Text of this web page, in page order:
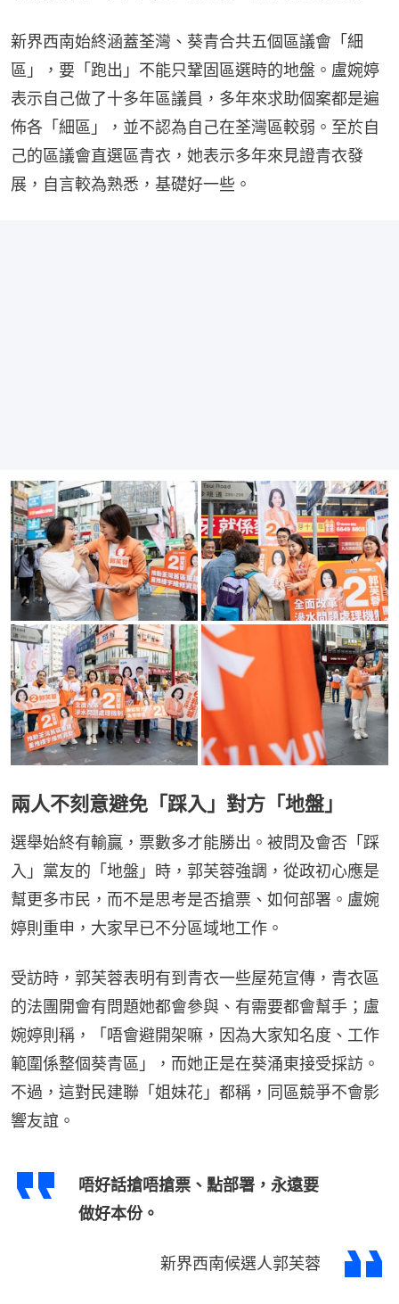
新界西南始終涵蓋荃灣、葵青合共五個區議會「細
區」，要「跑出」不能只鞏固區選時的地盤。盧婉婷
表示自己做了十多年區議員，多年來求助個案都是遍
佈各「細區」，並不認為自己在荃灣區較弱。至於自
己的區議會直選區青衣，她表示多年來見證青衣發
展，自言較為熟悉，基礎好一些。
兩人不刻意避免「踩入」對方「地盤」
選舉始終有輸贏，票數多才能勝出。被問及會否「踩
入」黨友的「地盤」時，郭芙蓉強調，從政初心應是
幫更多市民，而不是思考是否搶票、如何部署。盧婉
婷則重申，大家早已不分區域地工作。
受訪時，郭芙蓉表明有到青衣一些屋苑宣傳，青衣區
的法團開會有問題她都會參與、有需要都會幫手；盧
婉婷則稱，「唔會避開架嘛，因為大家知名度、工作
範圍係整個葵青區」，而她正是在葵涌東接受採訪。
不過，這對民建聯「姐妹花」都稱，同區競爭不會影
響友誼。
唔好話搶唔搶票、點部署，永遠要
做好本份。
新界西南候選人郭芙蓉